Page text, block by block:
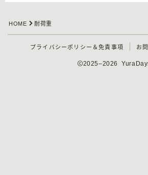
HOME 耐荷重
プライバシーポリシー＆免責事項 お
2025–2026